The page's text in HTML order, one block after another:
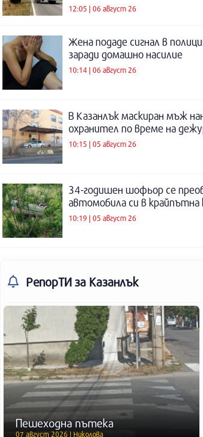
12:05 | 06 август 26
Жена подаде сигнал в
заради домашно насилие
10:14 | 06 август 26
В Казанлък маскиран мъж
охранител по време на
10:15 | 05 август 26
34-годишен шофьор се
автомобила си в крайпътна
10:19 | 05 август 26
РепорТИ за Казанлък
Пешеходна пътека
07 август 2026 | Николова